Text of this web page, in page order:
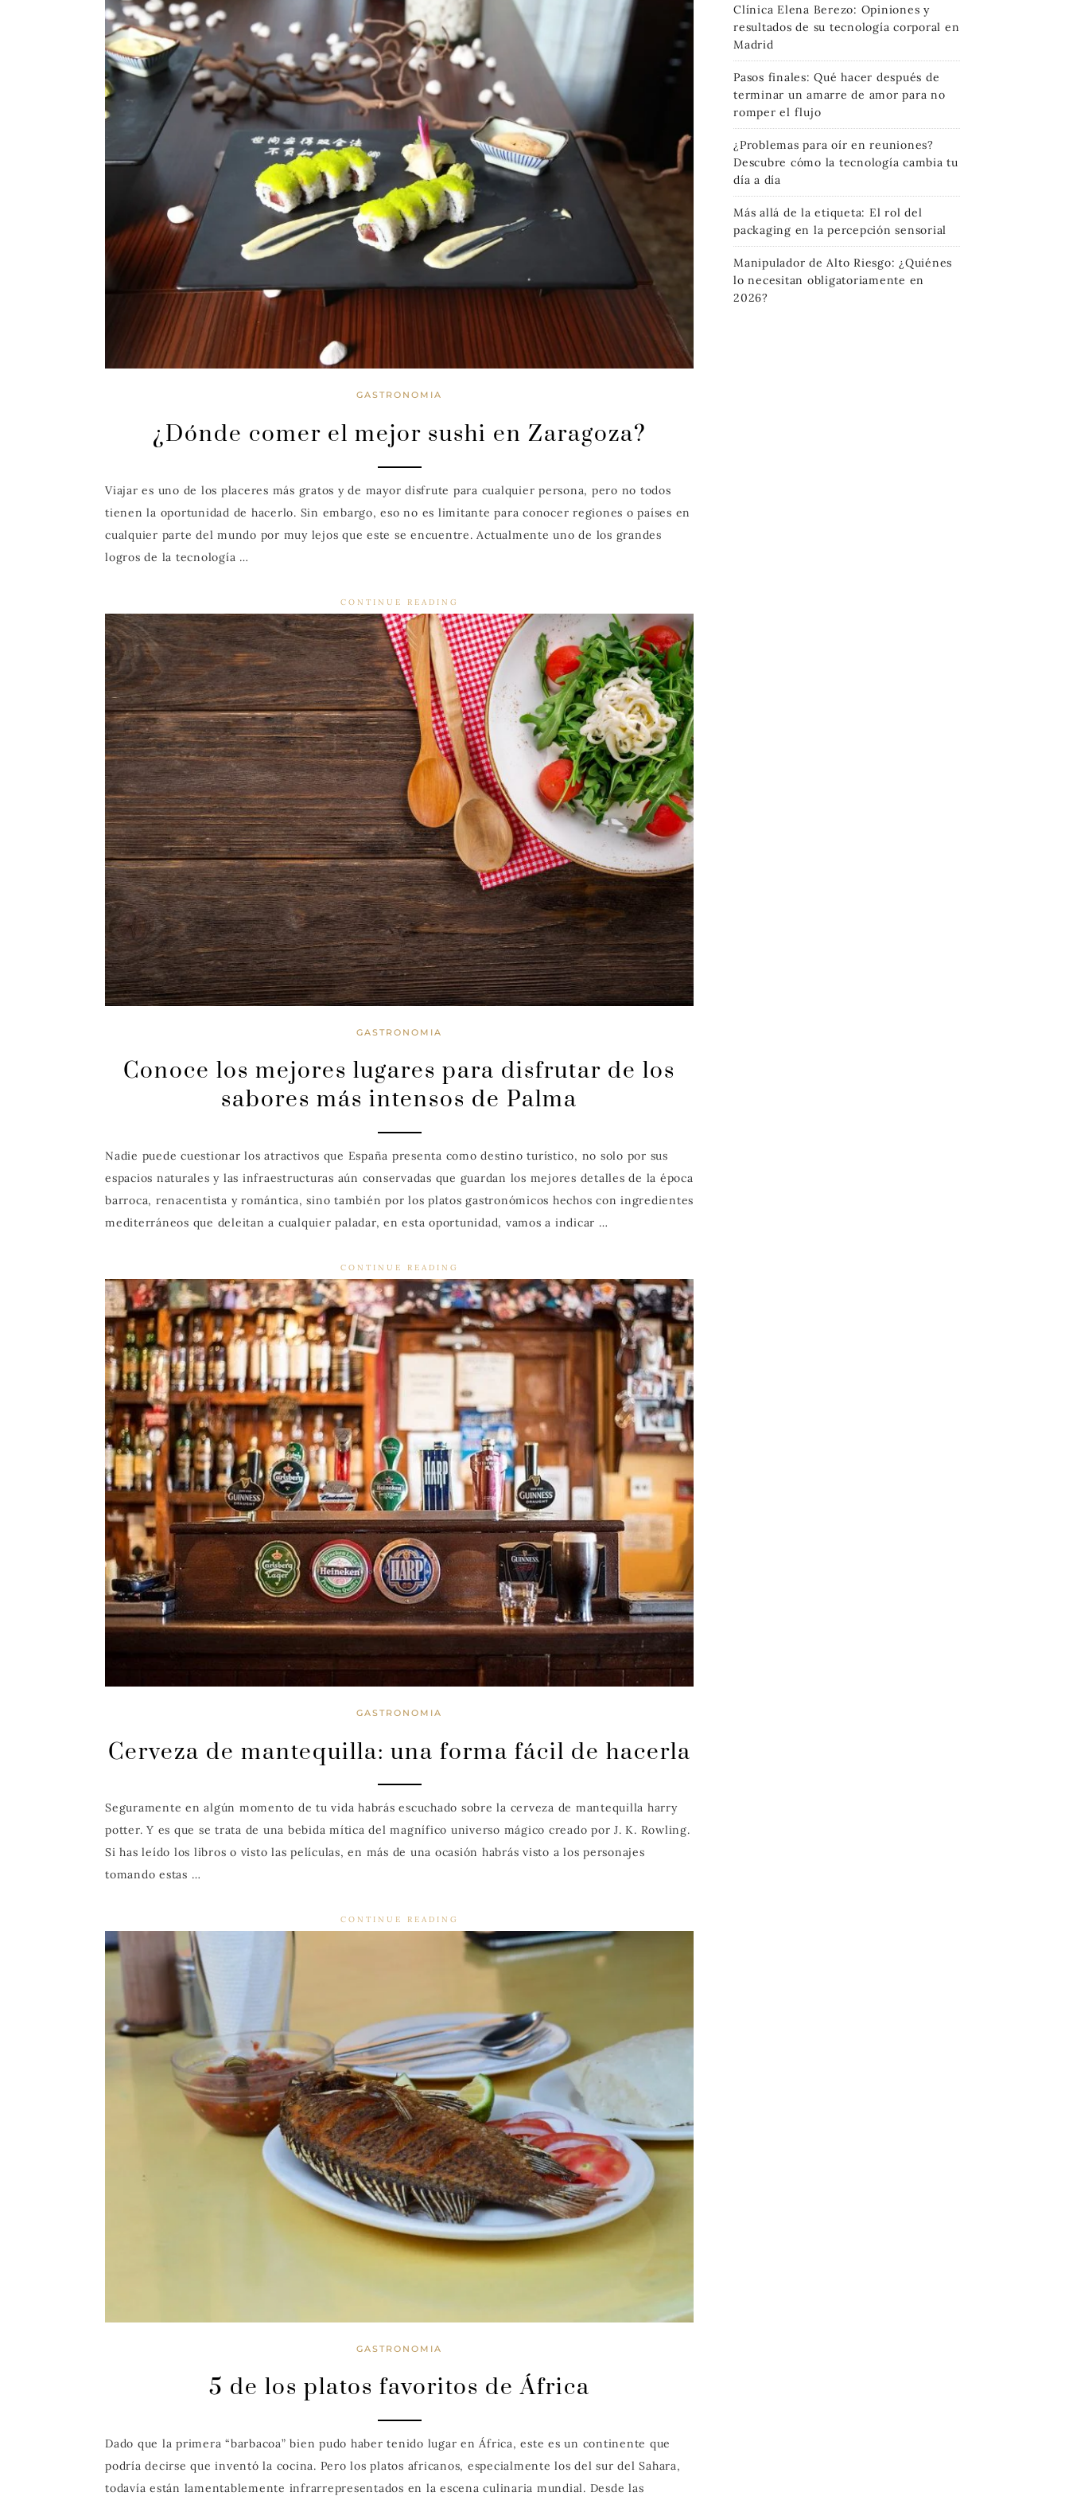
GASTRONOMIA
¿Dónde comer el mejor sushi en Zaragoza?
Viajar es uno de los placeres más gratos y de mayor disfrute para cualquier persona, pero no todos
tienen la oportunidad de hacerlo. Sin embargo, eso no es limitante para conocer regiones o países en
cualquier parte del mundo por muy lejos que este se encuentre. Actualmente uno de los grandes
logros de la tecnología …
CONTINUE READING
GASTRONOMIA
Conoce los mejores lugares para disfrutar de los
sabores más intensos de Palma
Nadie puede cuestionar los atractivos que España presenta como destino turístico, no solo por sus
espacios naturales y las infraestructuras aún conservadas que guardan los mejores detalles de la época
barroca, renacentista y romántica, sino también por los platos gastronómicos hechos con ingredientes
mediterráneos que deleitan a cualquier paladar, en esta oportunidad, vamos a indicar …
CONTINUE READING
GASTRONOMIA
Cerveza de mantequilla: una forma fácil de hacerla
Seguramente en algún momento de tu vida habrás escuchado sobre la cerveza de mantequilla harry
potter. Y es que se trata de una bebida mítica del magnífico universo mágico creado por J. K. Rowling.
Si has leído los libros o visto las películas, en más de una ocasión habrás visto a los personajes
tomando estas …
CONTINUE READING
GASTRONOMIA
5 de los platos favoritos de África
Dado que la primera “barbacoa” bien pudo haber tenido lugar en África, este es un continente que
podría decirse que inventó la cocina. Pero los platos africanos, especialmente los del sur del Sahara,
todavía están lamentablemente infrarrepresentados en la escena culinaria mundial. Desde las
Clínica Elena Berezo: Opiniones y
resultados de su tecnología corporal en
Madrid
Pasos finales: Qué hacer después de
terminar un amarre de amor para no
romper el flujo
¿Problemas para oír en reuniones?
Descubre cómo la tecnología cambia tu
día a día
Más allá de la etiqueta: El rol del
packaging en la percepción sensorial
Manipulador de Alto Riesgo: ¿Quiénes
lo necesitan obligatoriamente en
2026?